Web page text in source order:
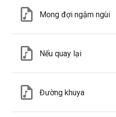
Mong đợi ngậm ngùi
Nếu quay lại
Đường khuya